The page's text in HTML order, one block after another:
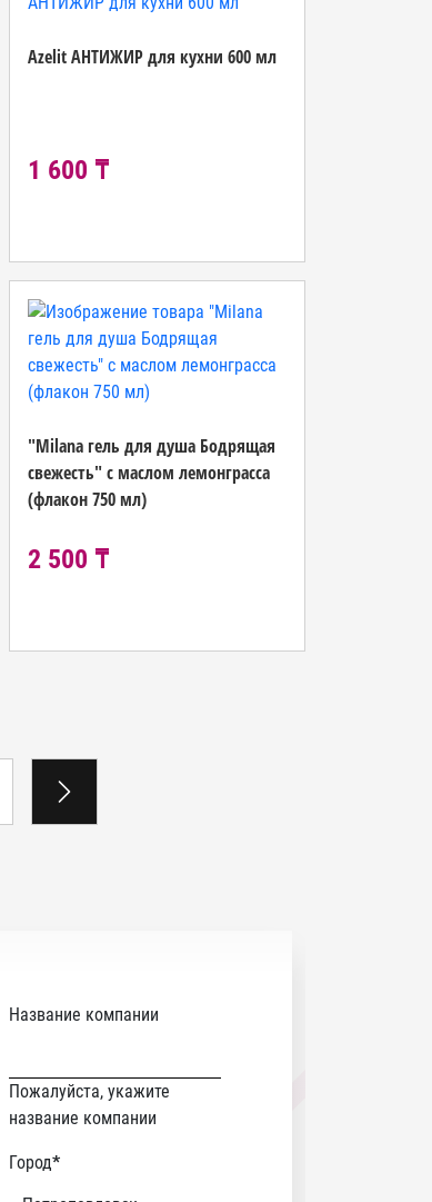
Azelit АНТИЖИР для кухни 600 мл
1 600 ₸
"Milana гель для душа Бодрящая
свежесть" с маслом лемонграсса
(флакон 750 мл)
2 500 ₸
Название компании
Пожалуйста, укажите
название компании
Город*